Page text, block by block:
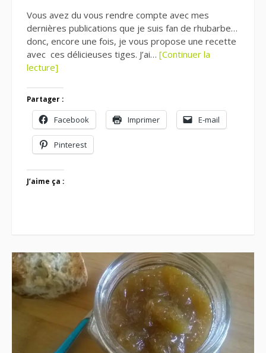
Vous avez du vous rendre compte avec mes
dernières publications que je suis fan de rhubarbe…
donc, encore une fois, je vous propose une recette
avec ces délicieuses tiges. J’ai… [Continuer la
lecture]
Partager :
Facebook Imprimer E-mail
Pinterest
J’aime ça :